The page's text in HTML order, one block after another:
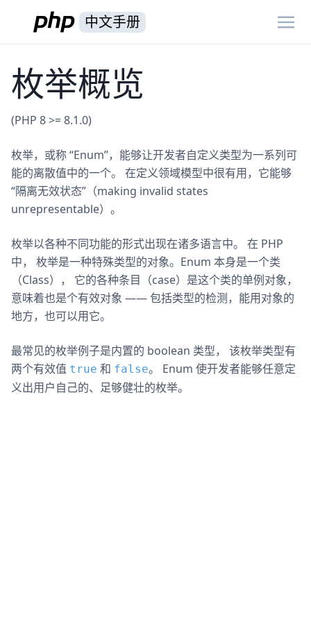
中文手册
枚举概览
(PHP 8 >= 8.1.0)
枚举，或称 “Enum”，能够让开发者自定义类型为一系列可
能的离散值中的一个。 在定义领域模型中很有用，它能够
“隔离无效状态”（making invalid states
unrepresentable）。
枚举以各种不同功能的形式出现在诸多语言中。 在 PHP
中， 枚举是一种特殊类型的对象。Enum 本身是一个类
（Class）， 它的各种条目（case）是这个类的单例对象，
意味着也是个有效对象 —— 包括类型的检测，能用对象的
地方，也可以用它。
最常见的枚举例子是内置的 boolean 类型， 该枚举类型有
两个有效值 true 和 false。 Enum 使开发者能够任意定
义出用户自己的、足够健壮的枚举。